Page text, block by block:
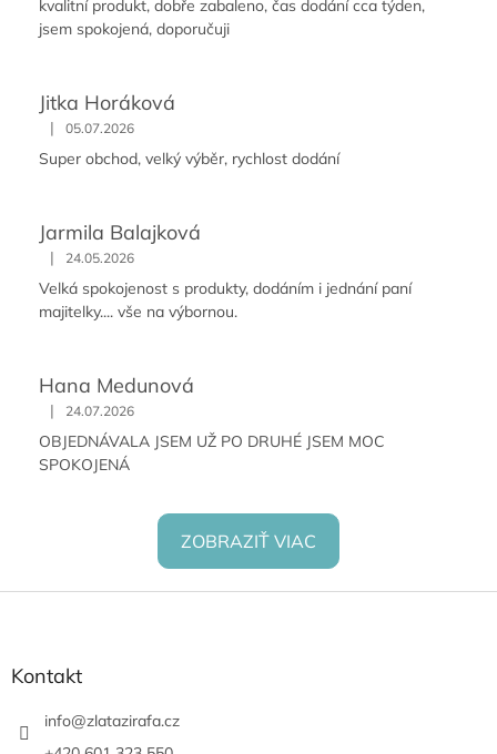
kvalitní produkt, dobře zabaleno, čas dodání cca týden,
jsem spokojená, doporučuji
Jitka Horáková
| 05.07.2026
Super obchod, velký výběr, rychlost dodání
Jarmila Balajková
| 24.05.2026
Velká spokojenost s produkty, dodáním i jednání paní
majitelky.... vše na výbornou.
Hana Medunová
| 24.07.2026
OBJEDNÁVALA JSEM UŽ PO DRUHÉ JSEM MOC
SPOKOJENÁ
ZOBRAZIŤ VIAC
Z
Kontakt
info@zlatazirafa.cz